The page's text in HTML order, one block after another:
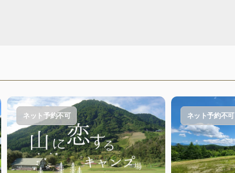
ネット予約不可 ネット予約不可